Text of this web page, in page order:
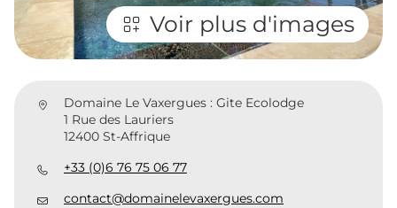
Voir plus d'images
Domaine Le Vaxergues : Gite Ecolodge
1 Rue des Lauriers
12400 St-Affrique
+33 (0)6 76 75 06 77
contact@domainelevaxergues.com